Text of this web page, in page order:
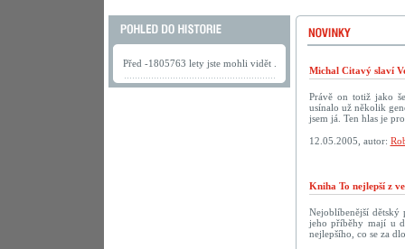
Před -1805763 lety jste mohli vidět .
Michal Citavý slaví
Právě on totiž jako
usínalo už několik
jsem já. Ten hlas je
12.05.2005, autor:
Kniha To nejlepší z
Nejoblíbenější dětský
jeho příběhy mají u
nejlepšího, co se za